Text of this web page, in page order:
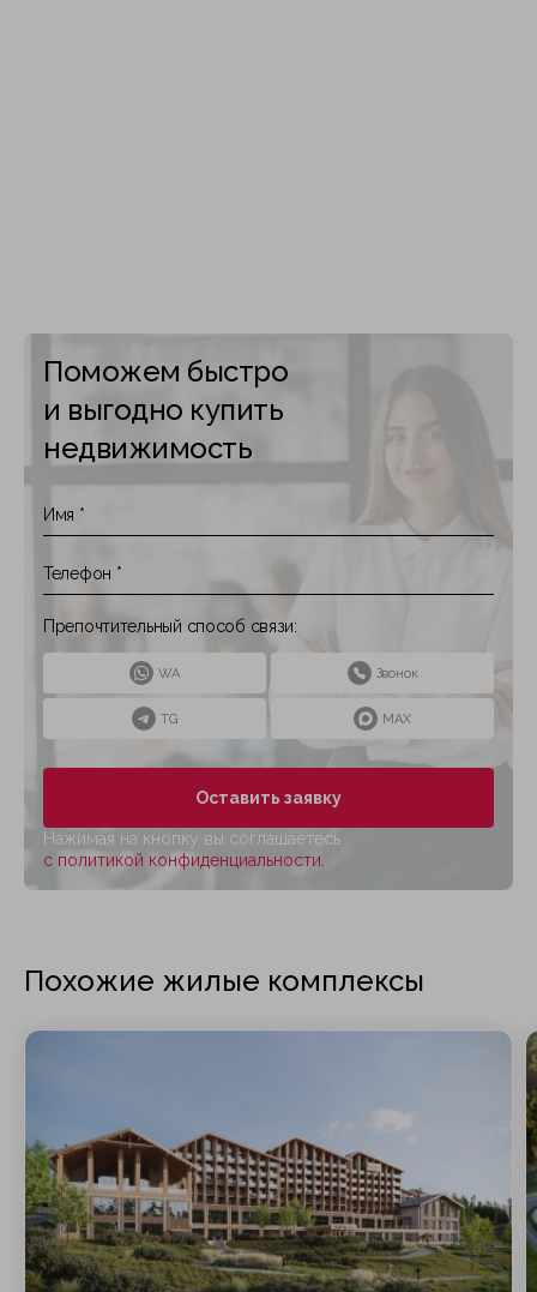
Поможем быстро
и выгодно купить
недвижимость
Препочтительный способ связи:
WA Звонок
TG MAX
Оставить заявку
Нажимая на кнопку вы соглашаетесь
с политикой конфиденциальности.
Похожие жилые комплексы